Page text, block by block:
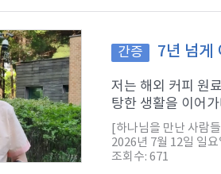
간증 7년 넘게
저는 해외 커피 원
탕한 생활을 이어
[하나님을 만난 사람
2026년 7월 12일 일요
조회수: 671